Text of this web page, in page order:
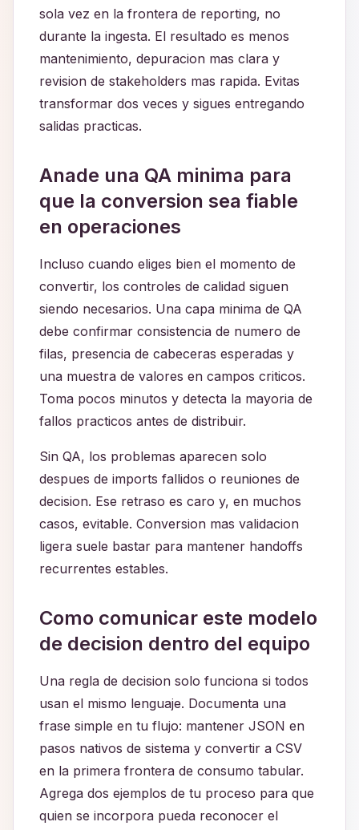
sola vez en la frontera de reporting, no
durante la ingesta. El resultado es menos
mantenimiento, depuracion mas clara y
revision de stakeholders mas rapida. Evitas
transformar dos veces y sigues entregando
salidas practicas.
Anade una QA minima para
que la conversion sea fiable
en operaciones
Incluso cuando eliges bien el momento de
convertir, los controles de calidad siguen
siendo necesarios. Una capa minima de QA
debe confirmar consistencia de numero de
filas, presencia de cabeceras esperadas y
una muestra de valores en campos criticos.
Toma pocos minutos y detecta la mayoria de
fallos practicos antes de distribuir.
Sin QA, los problemas aparecen solo
despues de imports fallidos o reuniones de
decision. Ese retraso es caro y, en muchos
casos, evitable. Conversion mas validacion
ligera suele bastar para mantener handoffs
recurrentes estables.
Como comunicar este modelo
de decision dentro del equipo
Una regla de decision solo funciona si todos
usan el mismo lenguaje. Documenta una
frase simple en tu flujo: mantener JSON en
pasos nativos de sistema y convertir a CSV
en la primera frontera de consumo tabular.
Agrega dos ejemplos de tu proceso para que
quien se incorpora pueda reconocer el